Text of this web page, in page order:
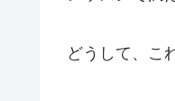
どうして、こ